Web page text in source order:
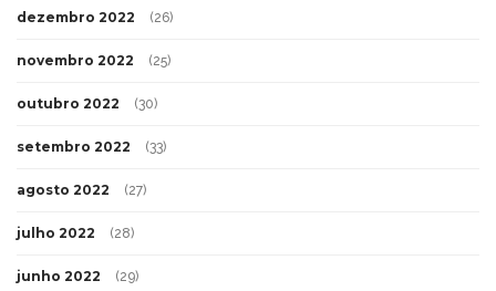
dezembro 2022 (26)
novembro 2022 (25)
outubro 2022 (30)
setembro 2022 (33)
agosto 2022 (27)
julho 2022 (28)
junho 2022 (29)